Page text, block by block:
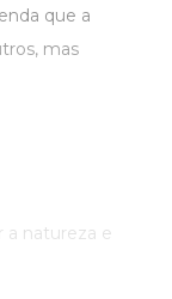
que a
mas
a natureza e